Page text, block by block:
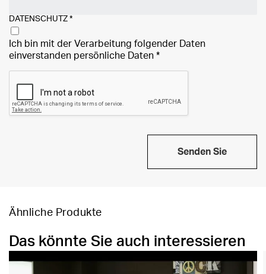
DATENSCHUTZ *
Ich bin mit der Verarbeitung folgender Daten
einverstanden persönliche Daten *
Senden Sie
Ähnliche Produkte
Das könnte Sie auch interessieren